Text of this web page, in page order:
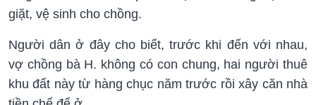
giặt, vệ sinh cho chồng.
Người dân ở đây cho biết, trước khi đến với nhau,
vợ chồng bà H. không có con chung, hai người thuê
khu đất này từ hàng chục năm trước rồi xây căn nhà